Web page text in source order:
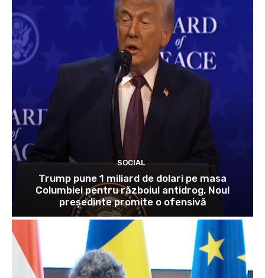
SOCIAL
Trump pune 1 miliard de dolari pe masa
Columbiei pentru războiul antidrog. Noul
președinte promite o ofensivă